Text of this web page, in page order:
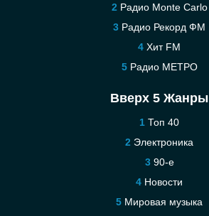
Радио Monte Carlo
Радио Рекорд ФМ
Хит FM
Радио МЕТРО
Вверх 5 Жанры
Топ 40
Электроника
90-е
Новости
Мировая музыка